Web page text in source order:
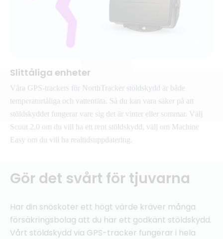
Slittåliga enheter
Våra GPS-trackers för NorthTracker stöldskydd är både
temperaturtåliga och vattentäta. Så du kan vara säker på att
stöldskyddet fungerar vare sig det är vinter eller sommar. Välj
Scout 2.0 om du vill ha ett rent stöldskydd, välj om Machine
Easy om du vill ha realtidsuppdatering.
Gör det svårt för tjuvarna
Har din snöskoter ett högt värde kräver många
försäkringsbolag att du har ett godkänt stöldskydd.
Vårt stöldskydd via GPS-tracker fungerar i hela